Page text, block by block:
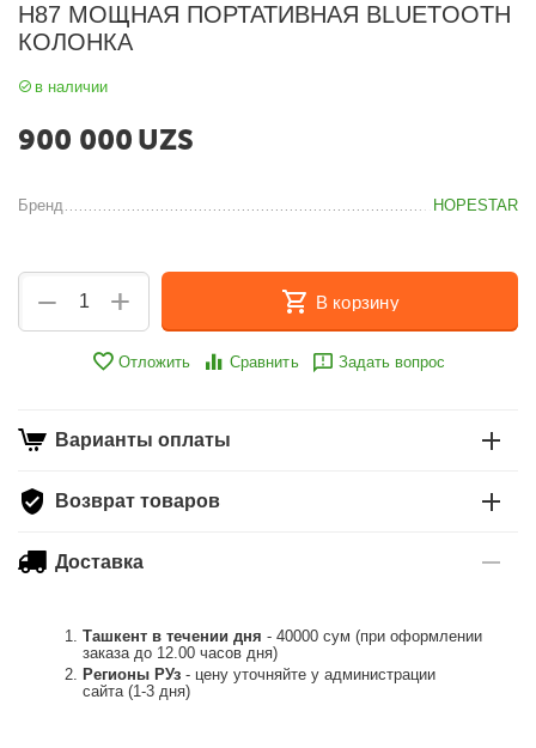
H87 МОЩНАЯ ПОРТАТИВНАЯ BLUETOOTH
КОЛОНКА
в наличии
900 000 UZS
Бренд HOPESTAR
+
− В корзину
Отложить Сравнить Задать вопрос
Варианты оплаты
Возврат товаров
Доставка
Ташкент в течении дня - 40000 сум (при оформлении
заказа до 12.00 часов дня)
Регионы РУз - цену уточняйте у администрации
сайта (1-3 дня)